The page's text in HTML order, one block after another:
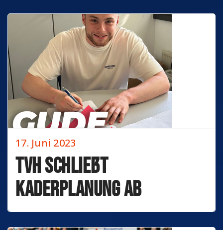
TVH schließt
Kaderplanung ab
17. Juni 2023